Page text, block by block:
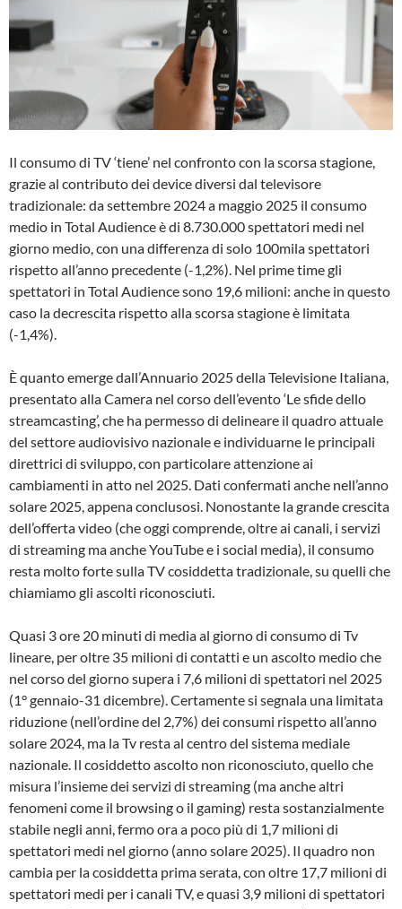
Il consumo di TV ‘tiene’ nel confronto con la scorsa stagione,
grazie al contributo dei device diversi dal televisore
tradizionale: da settembre 2024 a maggio 2025 il consumo
medio in Total Audience è di 8.730.000 spettatori medi nel
giorno medio, con una differenza di solo 100mila spettatori
rispetto all’anno precedente (-1,2%). Nel prime time gli
spettatori in Total Audience sono 19,6 milioni: anche in questo
caso la decrescita rispetto alla scorsa stagione è limitata
(-1,4%).
È quanto emerge dall’Annuario 2025 della Televisione Italiana,
presentato alla Camera nel corso dell’evento ‘Le sfide dello
streamcasting’, che ha permesso di delineare il quadro attuale
del settore audiovisivo nazionale e individuarne le principali
direttrici di sviluppo, con particolare attenzione ai
cambiamenti in atto nel 2025. Dati confermati anche nell’anno
solare 2025, appena conclusosi. Nonostante la grande crescita
dell’offerta video (che oggi comprende, oltre ai canali, i servizi
di streaming ma anche YouTube e i social media), il consumo
resta molto forte sulla TV cosiddetta tradizionale, su quelli che
chiamiamo gli ascolti riconosciuti.
Quasi 3 ore 20 minuti di media al giorno di consumo di Tv
lineare, per oltre 35 milioni di contatti e un ascolto medio che
nel corso del giorno supera i 7,6 milioni di spettatori nel 2025
(1° gennaio-31 dicembre). Certamente si segnala una limitata
riduzione (nell’ordine del 2,7%) dei consumi rispetto all’anno
solare 2024, ma la Tv resta al centro del sistema mediale
nazionale. Il cosiddetto ascolto non riconosciuto, quello che
misura l’insieme dei servizi di streaming (ma anche altri
fenomeni come il browsing o il gaming) resta sostanzialmente
stabile negli anni, fermo ora a poco più di 1,7 milioni di
spettatori medi nel giorno (anno solare 2025). Il quadro non
cambia per la cosiddetta prima serata, con oltre 17,7 milioni di
spettatori medi per i canali TV, e quasi 3,9 milioni di spettatori